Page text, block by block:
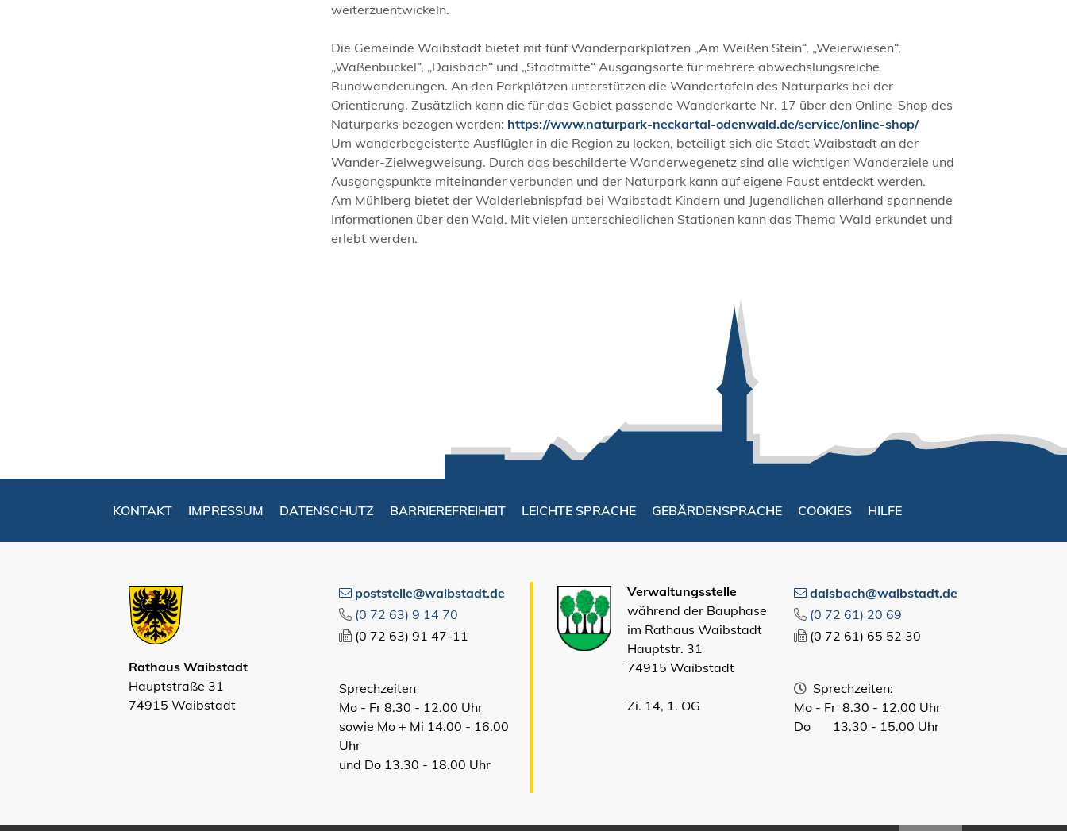
weiterzuentwickeln.
Die Gemeinde Waibstadt bietet mit fünf Wanderparkplätzen „Am Weißen Stein“, „Weierwiesen“,
„Waßenbuckel“, „Daisbach“ und „Stadtmitte“ Ausgangsorte für mehrere abwechslungsreiche
Rundwanderungen. An den Parkplätzen unterstützen die Wandertafeln des Naturparks bei der
Orientierung. Zusätzlich kann die für das Gebiet passende Wanderkarte Nr. 17 über den Online-Shop des
Naturparks bezogen werden: https://www.naturpark-neckartal-odenwald.de/service/online-shop/
Um wanderbegeisterte Ausflügler in die Region zu locken, beteiligt sich die Stadt Waibstadt an der
Wander-Zielwegweisung. Durch das beschilderte Wanderwegenetz sind alle wichtigen Wanderziele und
Ausgangspunkte miteinander verbunden und der Naturpark kann auf eigene Faust entdeckt werden.
Am Mühlberg bietet der Walderlebnispfad bei Waibstadt Kindern und Jugendlichen allerhand spannende
Informationen über den Wald. Mit vielen unterschiedlichen Stationen kann das Thema Wald erkundet und
erlebt werden.
KONTAKT IMPRESSUM DATENSCHUTZ BARRIEREFREIHEIT LEICHTE SPRACHE GEBÄRDENSPRACHE COOKIES HILFE
Rathaus Waibstadt
Hauptstraße 31
74915 Waibstadt
poststelle@waibstadt.de
(0 72 63) 9 14 70
(0 72 63) 91 47-11
Sprechzeiten
Mo - Fr 8.30 - 12.00 Uhr
sowie Mo + Mi 14.00 - 16.00
Uhr
und Do 13.30 - 18.00 Uhr
Verwaltungsstelle
während der Bauphase
im Rathaus Waibstadt
Hauptstr. 31
74915 Waibstadt
Zi. 14, 1. OG
daisbach@waibstadt.de
(0 72 61) 20 69
(0 72 61) 65 52 30
Sprechzeiten:
Mo - Fr 8.30 - 12.00 Uhr
Do 13.30 - 15.00 Uhr